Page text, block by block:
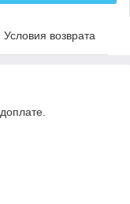
Условия возврата